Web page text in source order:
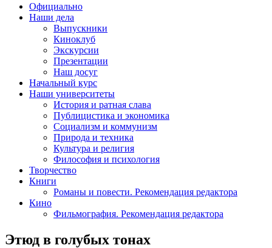
Официально
Наши дела
Выпускники
Киноклуб
Экскурсии
Презентации
Наш досуг
Начальный курс
Наши университеты
История и ратная слава
Публицистика и экономика
Социализм и коммунизм
Природа и техника
Культура и религия
Философия и психология
Творчество
Книги
Романы и повести. Рекомендация редактора
Кино
Фильмография. Рекомендация редактора
Этюд в голубых тонах